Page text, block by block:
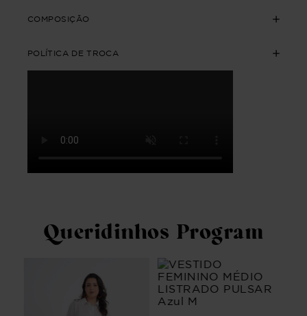
COMPOSIÇÃO
POLÍTICA DE TROCA
Queridinhos Program